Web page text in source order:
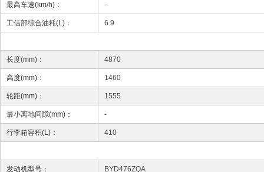
最高车速(km/h)： -
工信部综合油耗(L)： 6.9
长度(mm)： 4870
高度(mm)： 1460
轮距(mm)： 1555
最小离地间隙(mm)： -
行李箱容积(L)： 410
发动机型号： BYD476ZQA